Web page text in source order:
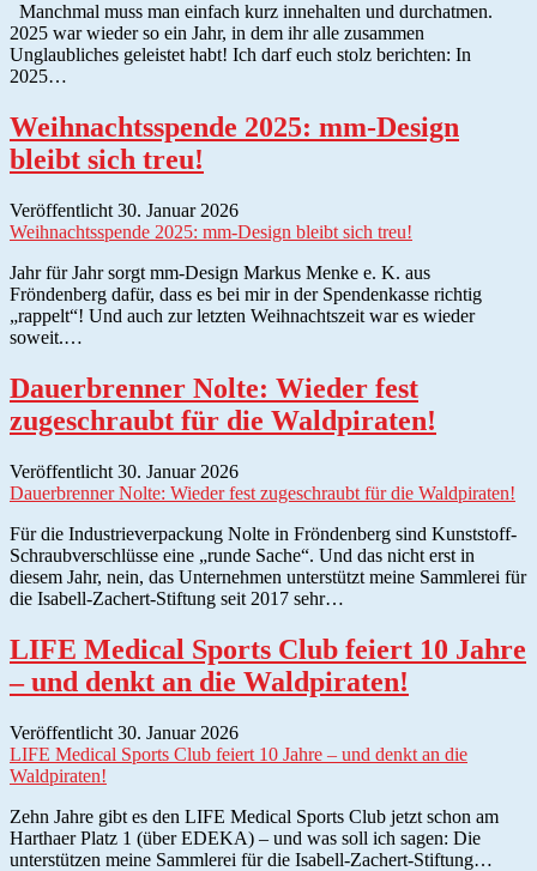
Manchmal muss man einfach kurz innehalten und durchatmen.
2025 war wieder so ein Jahr, in dem ihr alle zusammen
Unglaubliches geleistet habt! Ich darf euch stolz berichten: In
2025…
Weihnachtsspende 2025: mm-Design
bleibt sich treu!
Veröffentlicht 30. Januar 2026
Weihnachtsspende 2025: mm-Design bleibt sich treu!
Jahr für Jahr sorgt mm-Design Markus Menke e. K. aus
Fröndenberg dafür, dass es bei mir in der Spendenkasse richtig
„rappelt“! Und auch zur letzten Weihnachtszeit war es wieder
soweit.…
Dauerbrenner Nolte: Wieder fest
zugeschraubt für die Waldpiraten!
Veröffentlicht 30. Januar 2026
Dauerbrenner Nolte: Wieder fest zugeschraubt für die Waldpiraten!
Für die Industrieverpackung Nolte in Fröndenberg sind Kunststoff-
Schraubverschlüsse eine „runde Sache“. Und das nicht erst in
diesem Jahr, nein, das Unternehmen unterstützt meine Sammlerei für
die Isabell-Zachert-Stiftung seit 2017 sehr…
LIFE Medical Sports Club feiert 10 Jahre
– und denkt an die Waldpiraten!
Veröffentlicht 30. Januar 2026
LIFE Medical Sports Club feiert 10 Jahre – und denkt an die
Waldpiraten!
Zehn Jahre gibt es den LIFE Medical Sports Club jetzt schon am
Harthaer Platz 1 (über EDEKA) – und was soll ich sagen: Die
unterstützen meine Sammlerei für die Isabell-Zachert-Stiftung…